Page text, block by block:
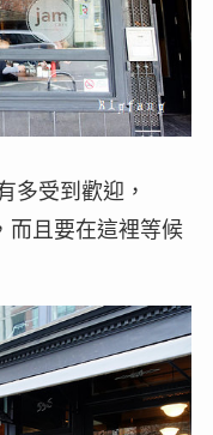
多受到歡迎，
而且要在這裡等候